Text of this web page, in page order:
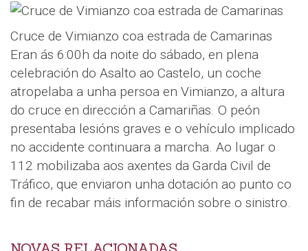
Cruce de Vimianzo coa estrada de Camarinas
Eran ás 6:00h da noite do sábado, en plena
celebración do Asalto ao Castelo, un coche
atropelaba a unha persoa en Vimianzo, a altura
do cruce en dirección a Camariñas. O peón
presentaba lesións graves e o vehículo implicado
no accidente continuara a marcha. Ao lugar o
112 mobilizaba aos axentes da Garda Civil de
Tráfico, que enviaron unha dotación ao punto co
fin de recabar máis información sobre o sinistro.